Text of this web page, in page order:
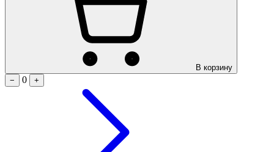
В корзину
−
0 +